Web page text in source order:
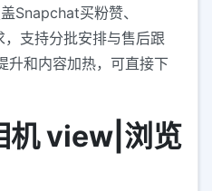
Snapchat买粉赞、
支持分批安排与售后跟
升和内容加热，可直接下
机 view|浏览